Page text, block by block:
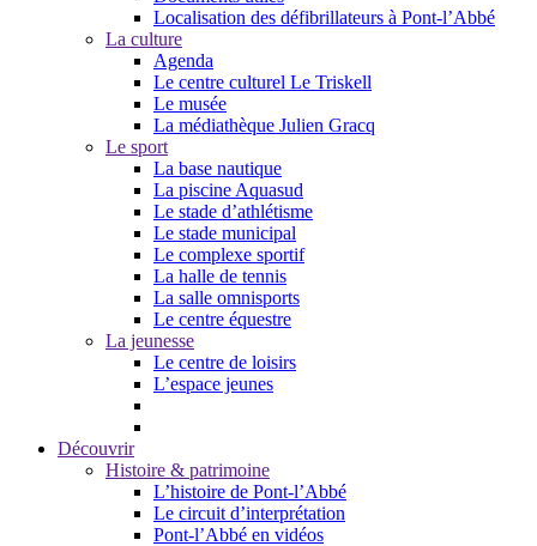
Localisation des défibrillateurs à Pont-l’Abbé
La culture
Agenda
Le centre culturel Le Triskell
Le musée
La médiathèque Julien Gracq
Le sport
La base nautique
La piscine Aquasud
Le stade d’athlétisme
Le stade municipal
Le complexe sportif
La halle de tennis
La salle omnisports
Le centre équestre
La jeunesse
Le centre de loisirs
L’espace jeunes
Découvrir
Histoire & patrimoine
L’histoire de Pont-l’Abbé
Le circuit d’interprétation
Pont-l’Abbé en vidéos